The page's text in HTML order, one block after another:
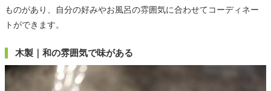
ものがあり、自分の好みやお風呂の雰囲気に合わせてコーディネー
トができます。
木製｜和の雰囲気で味がある